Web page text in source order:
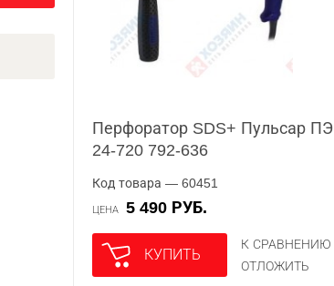
Перфоратор SDS+ Пульсар ПЭ
24-720 792-636
Код товара — 60451
ЦЕНА 5 490 РУБ.
КУПИТЬ
К СРАВНЕНИЮ
ОТЛОЖИТЬ